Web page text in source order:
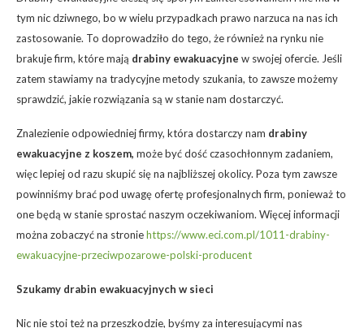
tym nic dziwnego, bo w wielu przypadkach prawo narzuca na nas ich
zastosowanie. To doprowadziło do tego, że również na rynku nie
brakuje firm, które mają drabiny ewakuacyjne w swojej ofercie. Jeśli
zatem stawiamy na tradycyjne metody szukania, to zawsze możemy
sprawdzić, jakie rozwiązania są w stanie nam dostarczyć.
Znalezienie odpowiedniej firmy, która dostarczy nam drabiny
ewakuacyjne z koszem, może być dość czasochłonnym zadaniem,
więc lepiej od razu skupić się na najbliższej okolicy. Poza tym zawsze
powinniśmy brać pod uwagę ofertę profesjonalnych firm, ponieważ to
one będą w stanie sprostać naszym oczekiwaniom. Więcej informacji
można zobaczyć na stroniehttps://www.eci.com.pl/1011-drabiny-
ewakuacyjne-przeciwpozarowe-polski-producent
Szukamy drabin ewakuacyjnych w sieci
Nic nie stoi też na przeszkodzie, byśmy za interesującymi nas